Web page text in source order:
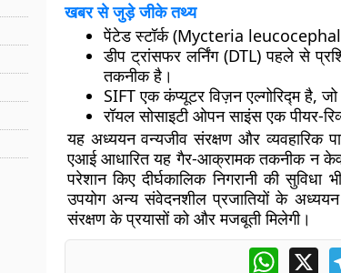
खबर से जुड़े जीके तथ्य
पेंटेड स्टॉर्क (Mycteria leucocephala)
डीप ट्रांसफर लर्निंग (DTL) पहले से
तकनीक है।
SIFT एक कंप्यूटर विज़न एल्गोरिद्म है,
रॉयल सोसाइटी ओपन साइंस एक पीयर-
यह अध्ययन वन्यजीव संरक्षण और व्यवहारिक
एआई आधारित यह गैर-आक्रामक तकनीक न
परेशान किए दीर्घकालिक निगरानी की
उपयोग अन्य संवेदनशील प्रजातियों के
संरक्षण के प्रयासों को और मजबूती मिलेगी।
X